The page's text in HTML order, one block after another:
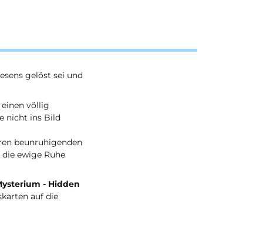
gelöst sei und
völlig
nicht ins Bild
beunruhigenden
ewige Ruhe
- Hidden
auf die